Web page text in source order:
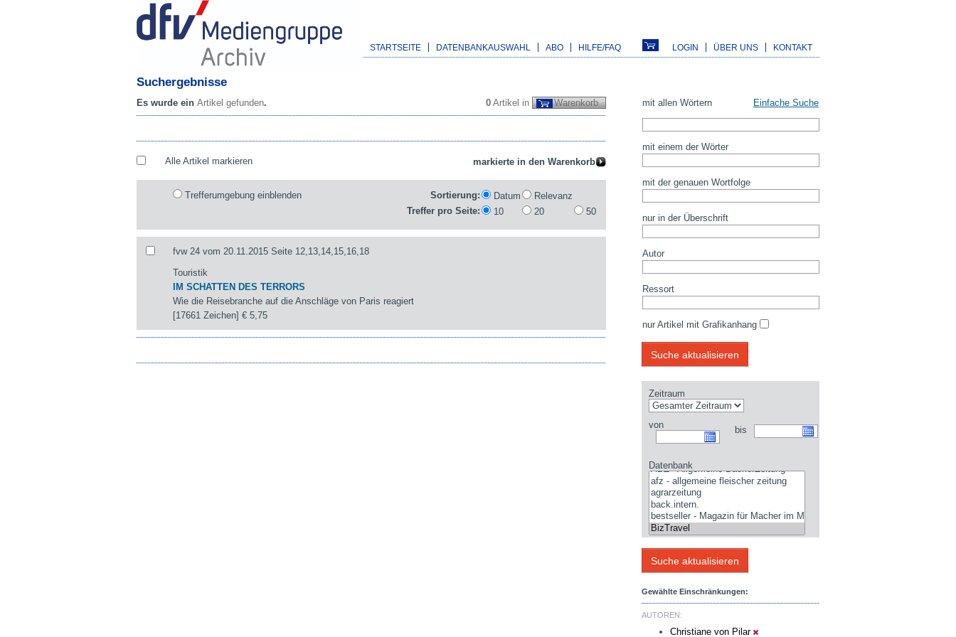
STARTSEITE DATENBANKAUSWAHL ABO HILFE/FAQ LOGIN ÜBER UNS KONTAKT
Suchergebnisse
0 Artikel in Warenkorb
Es wurde ein Artikel gefunden.
Alle Artikel markieren
Trefferumgebung einblenden Sortierung: Datum
Relevanz
Treffer pro Seite:
10 20 50
fvw 24 vom 20.11.2015 Seite 12,13,14,15,16,18
Touristik
IM SCHATTEN DES TERRORS
Wie die Reisebranche auf die Anschläge von Paris reagiert
[17661 Zeichen]€ 5,75
mit allen Wörtern Einfache Suche
mit einem der Wörter
mit der genauen Wortfolge
nur in der Überschrift
Autor
Ressort
nur Artikel mit Grafikanhang
Zeitraum
von bis
Datenbank
Gewählte Einschränkungen:
AUTOREN:
Christiane von Pilar